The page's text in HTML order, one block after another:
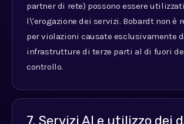
partner di rete) possono essere
l\'erogazione dei servizi. Bobardt non è
per violazioni causate esclusivamente
infrastrutture di terze parti al di fuori
controllo.
7. Servizi AI e utilizzo dei